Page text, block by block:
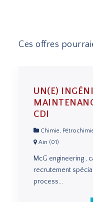
Ces offres
UN(E)
CDI
Chimie,
Ain (01)
McG engineering ,
recrutement
process...